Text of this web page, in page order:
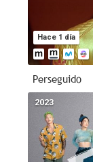
Hace 1 día
Perseguido
2023